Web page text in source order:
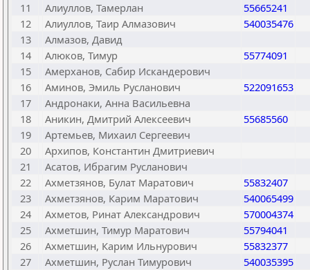
11
Алиуллов, Тамерлан
55665241
12
Алиуллов, Таир Алмазович
540035476
13
Алмазов, Давид
14
Алюков, Тимур
55774091
15
Амерханов, Сабир Искандерович
16
Аминов, Эмиль Русланович
522091653
17
Андронаки, Анна Васильевна
18
Аникин, Дмитрий Алексеевич
55685560
19
Артемьев, Михаил Сергеевич
20
Архипов, Константин Дмитриевич
21
Асатов, Ибрагим Русланович
22
Ахметзянов, Булат Маратович
55832407
23
Ахметзянов, Карим Маратович
540065499
24
Ахметов, Ринат Александрович
570004374
25
Ахметшин, Тимур Маратович
55794041
26
Ахметшин, Карим Ильнурович
55832377
27
Ахметшин, Руслан Тимурович
540035395